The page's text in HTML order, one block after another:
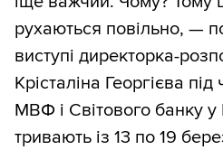
рухаються повільно, —
виступі директорка-
Крісталіна Георгієва
МВФ і Світового банку
тривають із 13 по 19